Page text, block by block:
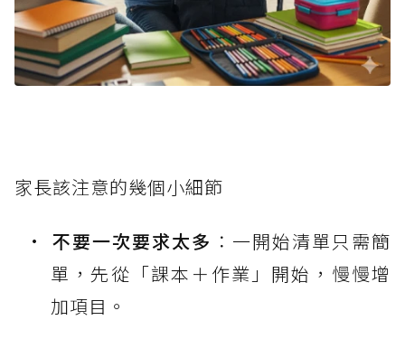
家長該注意的幾個小細節
不要一次要求太多 ：一開始清單只需簡
單，先從「課本＋作業」開始，慢慢增
加項目。